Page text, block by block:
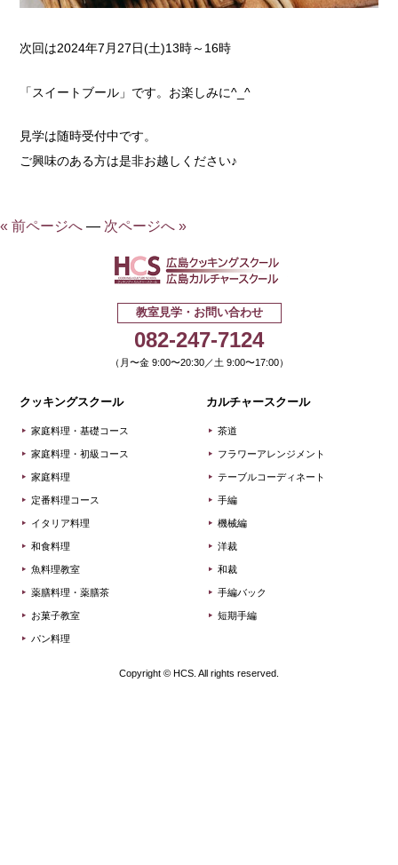
次回は2024年7月27日(土)13時～16時
「スイートブール」です。お楽しみに^_^
見学は随時受付中です。
ご興味のある方は是非お越しください♪
« 前ページへ — 次ページへ »
教室見学・お問い合わせ
082-247-7124
（月〜金 9:00〜20:30／土 9:00〜17:00）
クッキングスクール
家庭料理・基礎コース
家庭料理・初級コース
家庭料理
定番料理コース
イタリア料理
和食料理
魚料理教室
薬膳料理・薬膳茶
お菓子教室
パン料理
カルチャースクール
茶道
フラワーアレンジメント
テーブルコーディネート
手編
機械編
洋裁
和裁
手編バック
短期手編
Copyright © HCS. All rights reserved.